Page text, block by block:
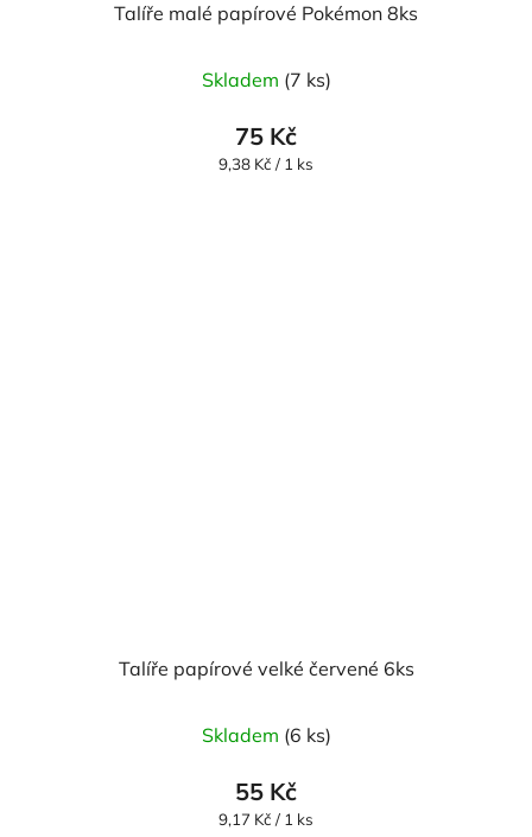
Talíře malé papírové Pokémon 8ks
Skladem (7 ks)
75 Kč
Měrná
9,38 Kč / 1 ks
Talíře papírové velké červené 6ks
Skladem (6 ks)
55 Kč
Měrná
9,17 Kč / 1 ks